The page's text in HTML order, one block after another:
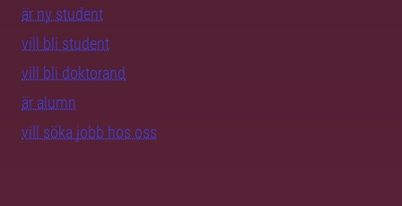
är ny student
vill bli student
vill bli doktorand
är alumn
vill söka jobb hos oss